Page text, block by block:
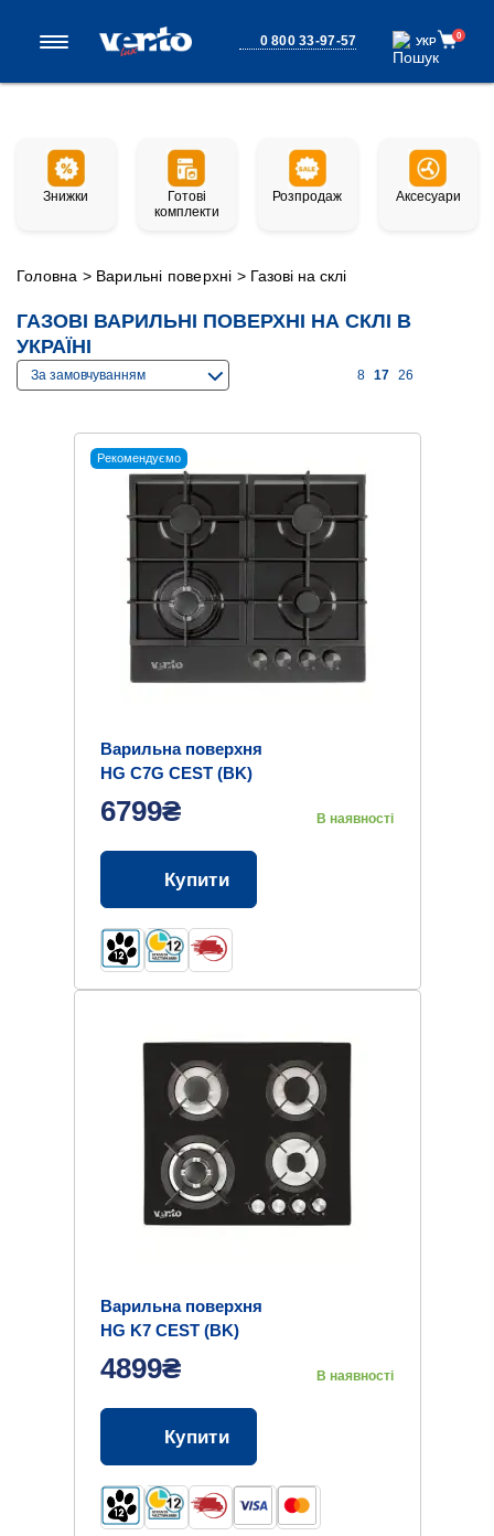
0 800 33-97-57 УКР
УКР 0
Знижки
Готові
комплекти
Розпродаж Аксесуари
Головна > Варильні поверхні > Газові на склі
ГАЗОВІ ВАРИЛЬНІ ПОВЕРХНІ НА СКЛІ В
УКРАЇНІ
За замовчуванням 8 17 26
Рекомендуємо
Варильна поверхня
HG C7G CEST (BK)
6799₴ В наявності
Купити
Варильна поверхня
HG K7 CEST (BK)
4899₴ В наявності
Купити